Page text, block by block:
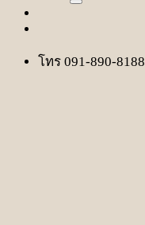
โทร 091-890-8188